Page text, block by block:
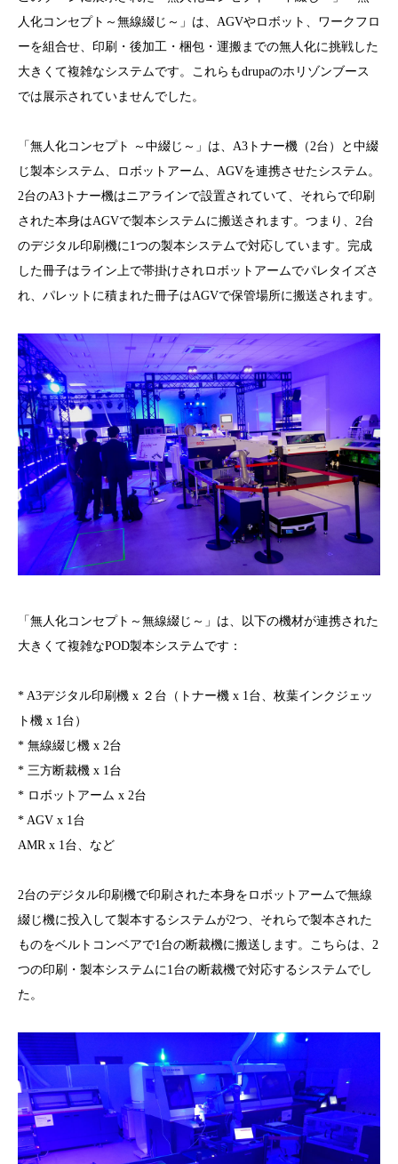
人化コンセプト～無線綴じ～」は、AGVやロボット、ワークフロ
ーを組合せ、印刷・後加工・梱包・運搬までの無人化に挑戦した
大きくて複雑なシステムです。これらもdrupaのホリゾンブース
では展示されていませんでした。
「無人化コンセプト ～中綴じ～」は、A3トナー機（2台）と中綴
じ製本システム、ロボットアーム、AGVを連携させたシステム。
2台のA3トナー機はニアラインで設置されていて、それらで印刷
された本身はAGVで製本システムに搬送されます。つまり、2台
のデジタル印刷機に1つの製本システムで対応しています。完成
した冊子はライン上で帯掛けされロボットアームでパレタイズさ
れ、パレットに積まれた冊子はAGVで保管場所に搬送されます。
「無人化コンセプト～無線綴じ～」は、以下の機材が連携された
大きくて複雑なPOD製本システムです：
* A3デジタル印刷機 x ２台（トナー機 x 1台、枚葉インクジェッ
ト機 x 1台）
* 無線綴じ機 x 2台
* 三方断裁機 x 1台
* ロボットアーム x 2台
* AGV x 1台
AMR x 1台、など
2台のデジタル印刷機で印刷された本身をロボットアームで無線
綴じ機に投入して製本するシステムが2つ、それらで製本された
ものをベルトコンベアで1台の断裁機に搬送します。こちらは、2
つの印刷・製本システムに1台の断裁機で対応するシステムでし
た。